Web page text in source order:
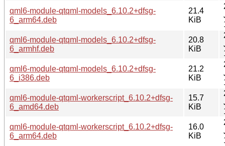
qml6-module-qtqml-models_6.10.2+dfsg-
6_arm64.deb
21.4
KiB
qml6-module-qtqml-models_6.10.2+dfsg-
6_armhf.deb
20.8
KiB
qml6-module-qtqml-models_6.10.2+dfsg-
6_i386.deb
21.2
KiB
qml6-module-qtqml-workerscript_6.10.2+dfsg-
6_amd64.deb
15.7
KiB
qml6-module-qtqml-workerscript_6.10.2+dfsg-
6_arm64.deb
16.0
KiB